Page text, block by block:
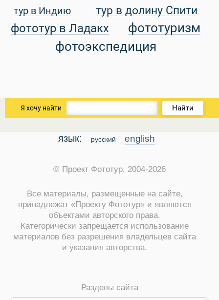
Туры
тур в Индию тур в долину Спити
фототур в Ладакх
фототуризм
фотоэкспедиция
Я хочу найти Найти
язык: русский english
© Проект Фототур, 2004-2026
Все материалы, размещенные на сайте,
принадлежат «Проекту Фототур» и являются
объектами авторского права.
Категорически запрещается использование
материалов без разрешения владельцев сайта
и указания авторства.
Разделы сайта